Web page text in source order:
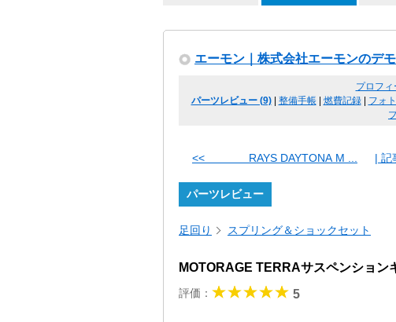
エーモン｜株式会社エーモンのデ
プロフィ
パーツレビュー (9)| 整備手帳| 燃費記録| フォ
<< RAYS DAYTONA M ... | 記
パーツレビュー
足回り スプリング＆ショックセット
MOTORAGE TERRAサスペンション
評価： 5